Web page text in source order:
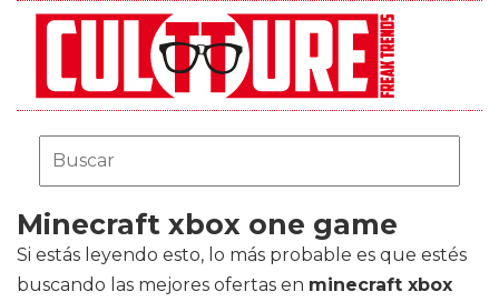
Minecraft xbox one game
Si estás leyendo esto, lo más probable es que estés
buscando las mejores ofertas en minecraft xbox